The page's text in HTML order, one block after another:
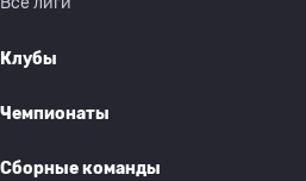
Клубы
Чемпионаты
Сборные команды